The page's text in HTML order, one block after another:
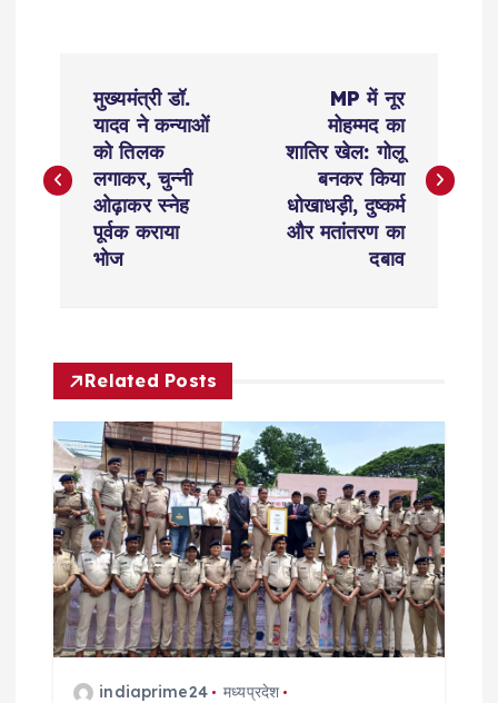
s
a
v
g
a
t
मुख्यमंत्री डॉ.
यादव ने कन्याओं
को तिलक
लगाकर, चुन्नी
ओढ़ाकर स्नेह
पूर्वक कराया
भोज
MP में नूर
मोहम्मद का
शातिर खेल: गोलू
बनकर किया
धोखाधड़ी, दुष्कर्म
और मतांतरण का
दबाव
Related Posts
indiaprime24
मध्यप्रदेश